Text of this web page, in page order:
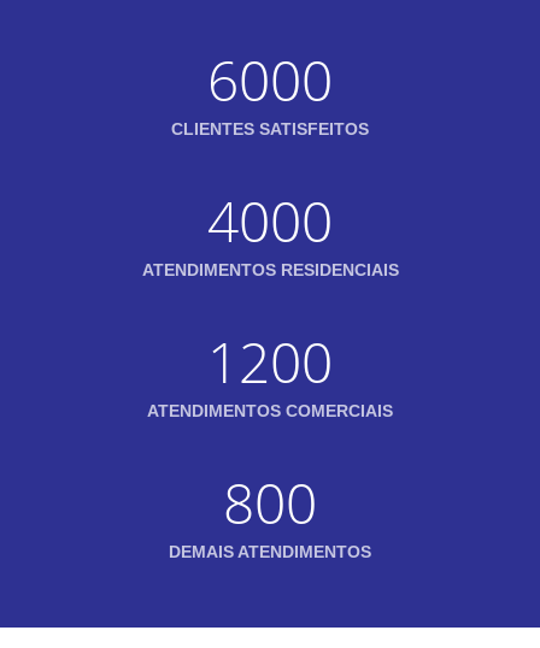
6000
CLIENTES SATISFEITOS
4000
ATENDIMENTOS RESIDENCIAIS
1200
ATENDIMENTOS COMERCIAIS
800
DEMAIS ATENDIMENTOS